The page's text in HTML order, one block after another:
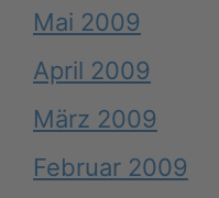
Mai 2009
April 2009
März 2009
Februar 2009